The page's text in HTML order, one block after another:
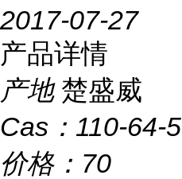
2017-07-27
产品详情
产地 楚盛威
Cas： 110-64-5
价格： 70